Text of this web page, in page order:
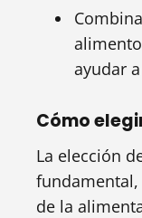
ayudar
Cómo
La elección
de la